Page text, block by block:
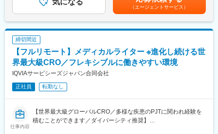
す。
変更の範囲：会社の定める業務
の場合、他プロジェクトへの配属を予定
※他プロジェクトへ配属となった方も継続的にオンコロジーの研
修、学習をおこない、将来オンコロジーMRを目指すことが可能で
す。
【当社の特徴】
■新薬メーカーのプロジェクトにアサイン（配属）
領域、勤務地に関してはお気軽にご相談ください。外資、内資問
わず多くの魅力的なプロジェクトを案件としていただいておりま
す。
適切なフォローを実施するために約300人のMR数を保って運営し
ており、プロジェクト終了の数か月前から面談を実施しているた
の上、話し合いで決定賃金はあくまでも目安の金額であり、選考
を通じて上下する可能性があります。月給(月額)は固定手当を含め
た表記です。
気になる
（エージェントサービス）
締切間近
【フルリモート】メディカルライター ※進化し続ける世
界最大級CRO／フレキシブルに働きやすい環境
IQVIAサービシーズジャパン合同会社
正社員 転勤なし
仕事内容
【世界最大級グローバルCRO／多様な疾患のPJTに関われ経験を
積むことができます／ダイバーシティ推奨】